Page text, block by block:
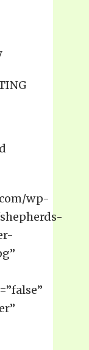
wp-